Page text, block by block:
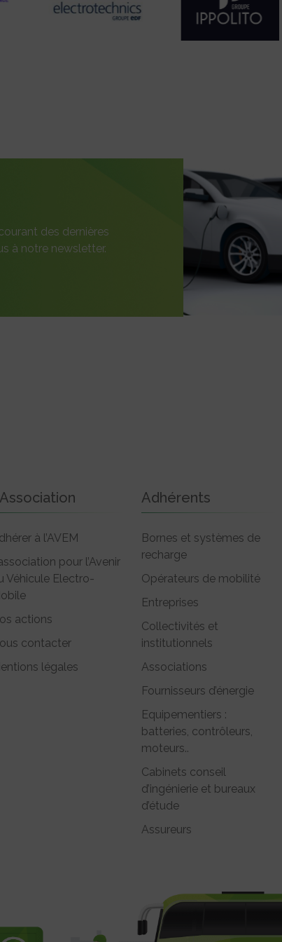
des dernières
à notre newsletter.
à l’AVEM
pour l’Avenir
Véhicule Electro-
actions
contacter
légales
Adhérents
Bornes et systèmes de
recharge
Opérateurs de mobilité
Entreprises
Collectivités et
institutionnels
Associations
Fournisseurs d’énergie
Equipementiers :
batteries, contrôleurs,
moteurs..
Cabinets conseil
d’ingénierie et bureaux
d’étude
Assureurs